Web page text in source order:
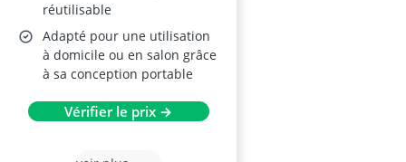
réutilisable
Adapté pour une utilisation
à domicile ou en salon grâce
à sa conception portable
Vérifier le prix →